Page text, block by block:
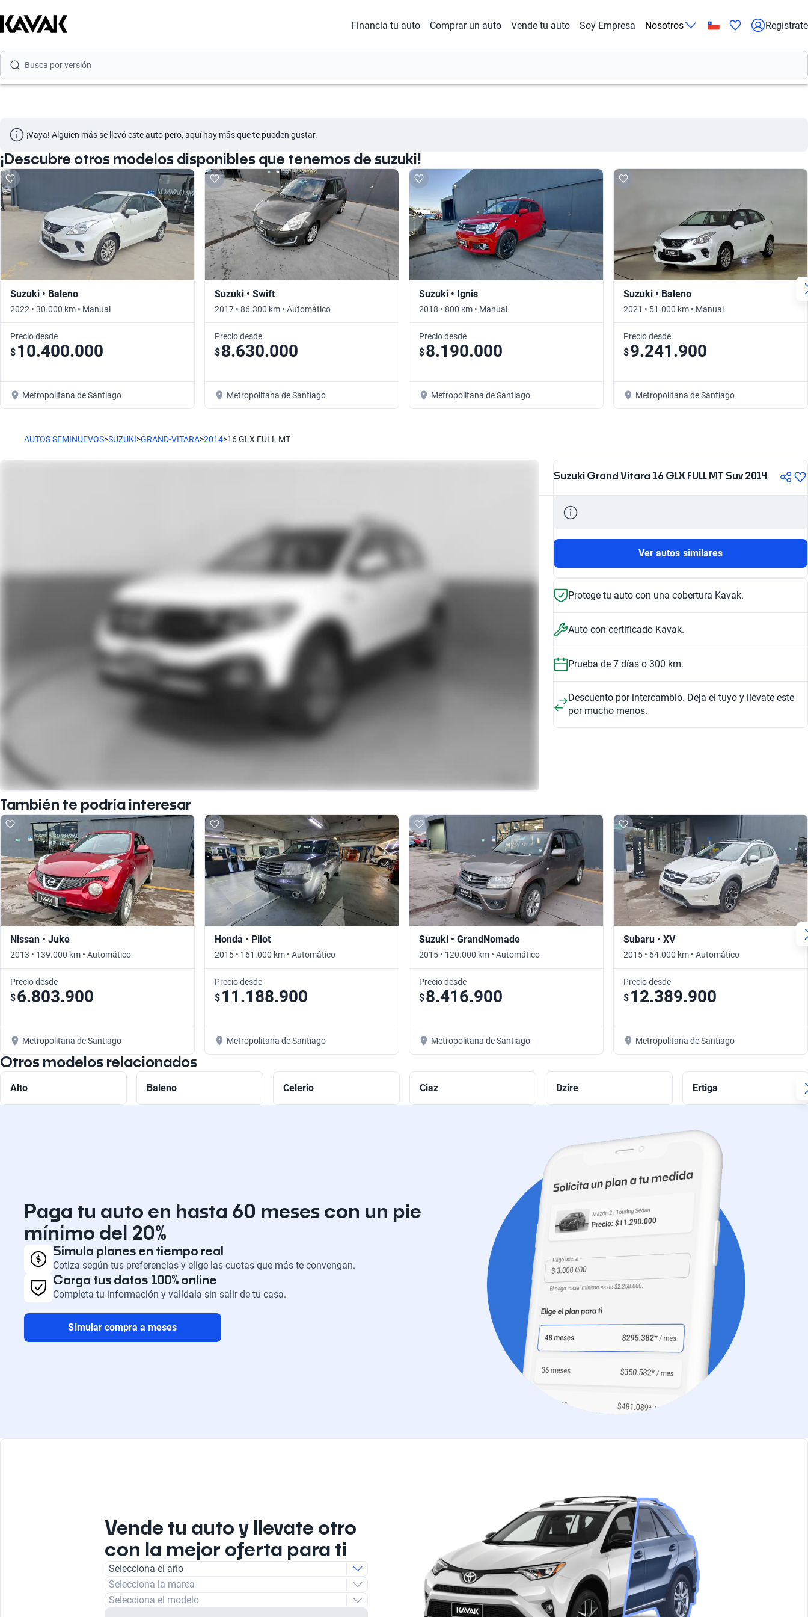
Financia tu auto Comprar un auto Vende tu auto Soy Empresa Nosotros Regístrate
Busca por versión
Busca por versión
¡Vaya! Alguien más se llevó este auto pero, aquí hay más que te pueden gustar.
¡Descubre otros modelos disponibles que tenemos de suzuki!
Suzuki • Baleno
2022 • 30.000 km • Manual
Precio desde
$ 10.400.000
Metropolitana de Santiago
Suzuki • Swift
2017 • 86.300 km • Automático
Precio desde
$8.630.000
Metropolitana de Santiago
Suzuki • Ignis
2018 • 800 km • Manual
Precio desde
$8.190.000
Metropolitana de Santiago
Suzuki • Baleno
2021 • 51.000 km • Manual
Precio desde
$9.241.900
Metropolitana de Santiago
AUTOS SEMINUEVOS>SUZUKI>GRAND-VITARA>2014>16 GLX FULL MT
Suzuki Grand Vitara 16 GLX FULL MT Suv 2014
Ver autos similares
Protege tu auto con una cobertura Kavak.
Auto con certificado Kavak.
Prueba de 7 días o 300 km.
Descuento por intercambio. Deja el tuyo y llévate este
por mucho menos.
También te podría interesar
Nissan • Juke
2013 • 139.000 km • Automático
Precio desde
$6.803.900
Metropolitana de Santiago
Honda • Pilot
2015 • 161.000 km • Automático
Precio desde
$ 11.188.900
Metropolitana de Santiago
Suzuki • GrandNomade
2015 • 120.000 km • Automático
Precio desde
$8.416.900
Metropolitana de Santiago
Subaru • XV
2015 • 64.000 km • Automático
Precio desde
$ 12.389.900
Metropolitana de Santiago
Otros modelos relacionados
Alto Baleno Celerio Ciaz Dzire Ertiga
Paga tu auto en hasta 60 meses con un pie
mínimo del 20%
Simula planes en tiempo real
Cotiza según tus preferencias y elige las cuotas que más te convengan.
Carga tus datos 100% online
Completa tu información y valídala sin salir de tu casa.
Simular compra a meses
Vende tu auto y llevate otro
con la mejor oferta para ti
Selecciona el año
Selecciona la marca
Selecciona el modelo